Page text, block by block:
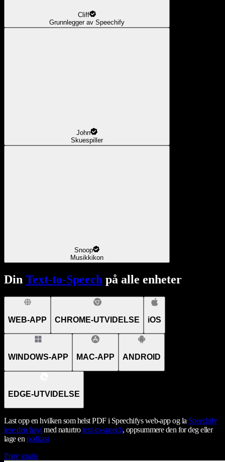
Cliff
Grunnlegger av Speechify
John
Skuespiller
Snoop
Musikkikon
Din Text-to-Speech på alle enheter
WEB-APP CHROME-UTVIDELSE iOS
WINDOWS-APP MAC-APP ANDROID
EDGE-UTVIDELSE
Last opp en hvilken som helst PDF i Speechifys web-app og la Speechify
lese den høytmed naturtrotext-to-speech, oppsummere den for deg eller
lage en podkast
Prøv gratis